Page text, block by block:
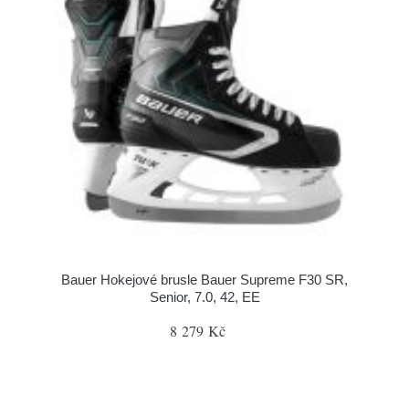
Bauer Hokejové brusle Bauer Supreme F30 SR,
Senior, 7.0, 42, EE
8 279 Kč